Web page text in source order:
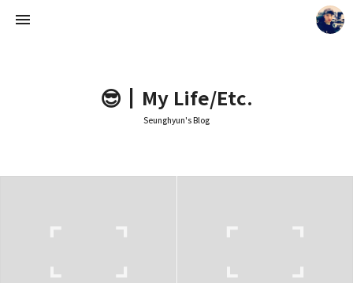
😎┃My Life/Etc.
Seunghyun's Blog
Seunghyun's Blog